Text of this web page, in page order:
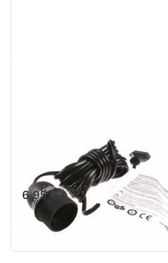
Verstromung
schwarz 4 m
6,95 € *